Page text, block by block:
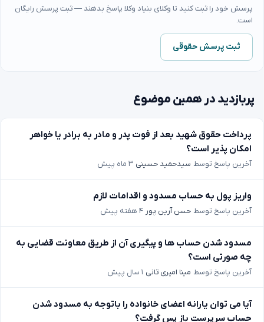
پرسش خود را ثبت کنید تا وکلای بنیاد وکلا پاسخ بدهند — ثبت پرسش رایگان
است.
ثبت پرسش حقوقی
پربازدید در همین موضوع
پرداخت حقوق شهید بعد از فوت پدر و مادر به برادر یا خواهر
امکان پذیر است؟
آخرین پاسخ توسط سیدحمید حسینی ۳ ماه پیش
واریز پول به حساب مسدود و اقدامات لازم
آخرین پاسخ توسط حسن آرین پور ۴ هفته پیش
مسدود شدن حساب ها و پیگیری آن از طریق معاونت قضایی به
چه صورتی است؟
آخرین پاسخ توسط مینا امیری ثانی ۱ سال پیش
آیا می توان یارانه اعضای خانواده را باتوجه به مسدود شدن
حساب سرپرست باز پس گرفت؟